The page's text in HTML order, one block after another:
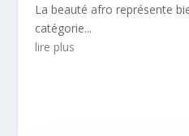
La beauté afro représente
catégorie...
lire plus